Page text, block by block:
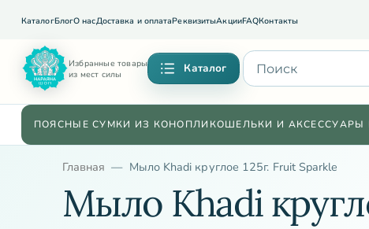
КаталогБлогО насДоставка и оплатаРеквизитыАкцииFAQКонтакты
Избранные товары
из мест силы
Каталог
ПОЯСНЫЕ СУМКИ ИЗ КОНОПЛИ КОШЕЛЬКИ И АКСЕССУАРЫ
Главная Мыло Khadi круглое 125г. Fruit Sparkle
Мыло Khadi